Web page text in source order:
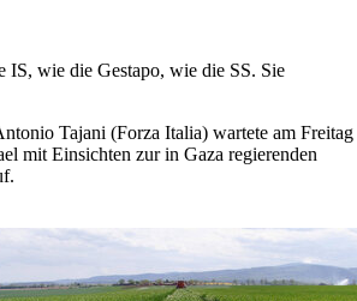
IS, wie die Gestapo, wie die SS. Sie
Tajani (Forza Italia) wartete am Freitag
mit Einsichten zur in Gaza regierenden